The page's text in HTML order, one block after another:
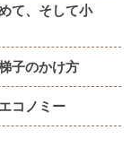
て、そして小
子のかけ方
コノミー